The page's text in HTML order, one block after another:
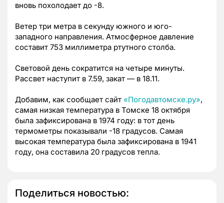
вновь похолодает до -8.
Ветер три метра в секунду южного и юго-
западного направления. Атмосферное давление
составит 753 миллиметра ртутного столба.
Световой день сократится на четыре минуты.
Рассвет наступит в 7.59, закат — в 18.11.
Добавим, как сообщает сайт «Погодавтомске.ру»,
самая низкая температура в Томске 18 октября
была зафиксирована в 1974 году: в тот день
термометры показывали -18 градусов. Самая
высокая температура была зафиксирована в 1941
году, она составила 20 градусов тепла.
Поделиться новостью: